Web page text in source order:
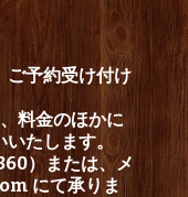
予約受け付け
料金のほかに
たします。
）または、メ
にて承りま